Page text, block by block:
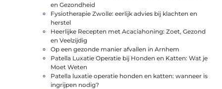
en Gezondheid
Fysiotherapie Zwolle: eerlijk advies bij klachten en
herstel
Heerlijke Recepten met Acaciahoning: Zoet, Gezond
en Veelzijdig
Op een gezonde manier afvallen in Arnhem
Patella Luxatie Operatie bij Honden en Katten: Wat je
Moet Weten
Patella luxatie operatie honden en katten: wanneer is
ingrijpen nodig?